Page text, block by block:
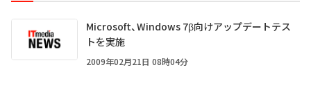
Microsoft、Windows 7β向けアップデートテス
トを実施
2009年02月21日 08時04分